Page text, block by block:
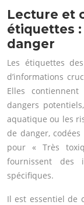
Lecture et
étiquettes
danger
Les étiquettes
d’informations
Elles
dangers
aquatique ou les
de danger,
pour « Très
fournissent des
spécifiques.
Il est essentiel de